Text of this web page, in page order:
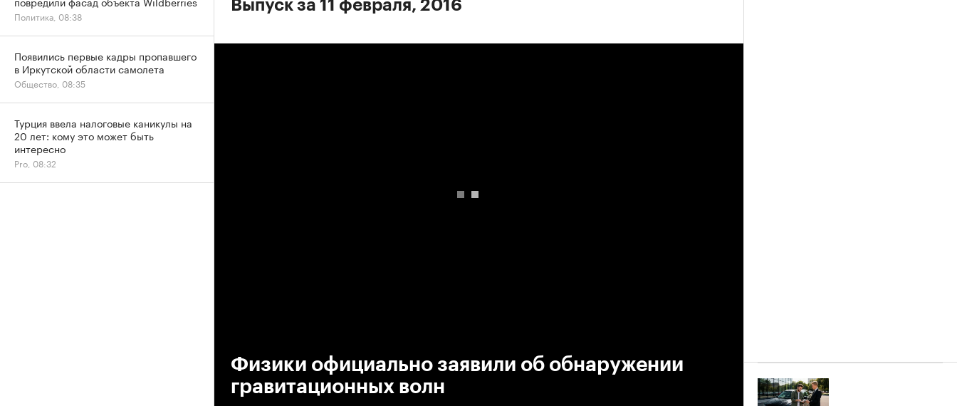
Выпуск за 11 февраля, 2016
Физики официально заявили об обнаружении
гравитационных волн
Политика, 08:38
Появились первые кадры пропавшего
в Иркутской области самолета
Общество, 08:35
Турция ввела налоговые каникулы на
20 лет: кому это может быть
интересно
Pro, 08:32